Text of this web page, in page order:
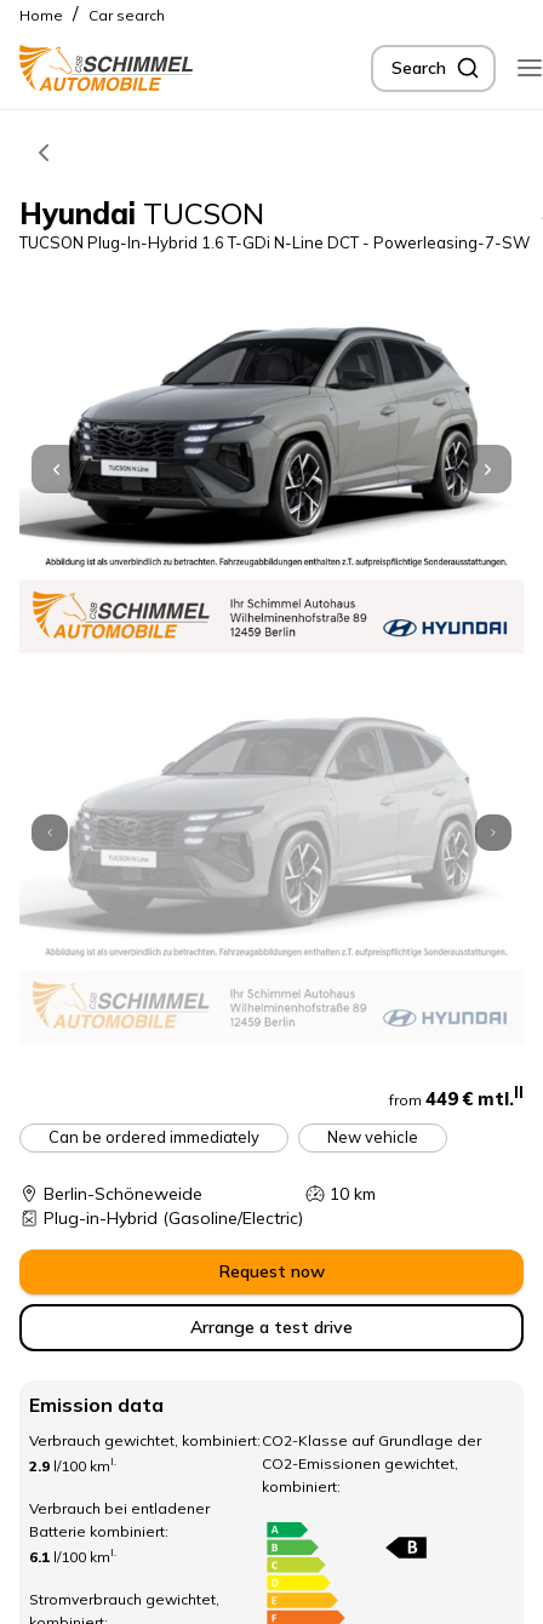
Home / Car search
Search
Hyundai TUCSON
TUCSON Plug-In-Hybrid 1.6 T-GDi N-Line DCT - Powerleasing-7-SW
from 449 € mtl.II
Can be ordered immediately New vehicle
Berlin-Schöneweide 10km
Plug-in-Hybrid (Gasoline/Electric)
Request now
Arrange a test drive
Emission data
Verbrauch gewichtet, kombiniert:
2.9 l/100 km I.
Verbrauch bei entladener
Batterie kombiniert:
6.1 l/100 km I.
Stromverbrauch gewichtet,
CO2-Klasse auf Grundlage der
CO2-Emissionen gewichtet,
kombiniert: